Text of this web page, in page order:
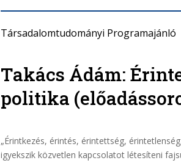
Társadalomtudományi Programajánló
Takács Ádám:
politika
„Érintkezés, érintés, érintettség,
igyekszik közvetlen kapcsolatot létesíteni